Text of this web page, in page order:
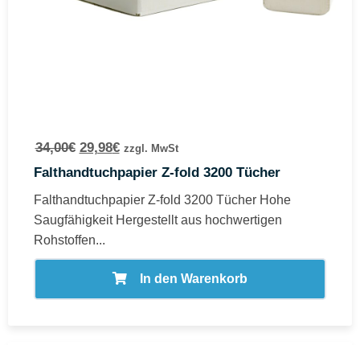
34,00€ 29,98€ zzgl. MwSt
Falthandtuchpapier Z-fold 3200 Tücher
Falthandtuchpapier Z-fold 3200 Tücher Hohe
Saugfähigkeit Hergestellt aus hochwertigen
Rohstoffen...
In den Warenkorb